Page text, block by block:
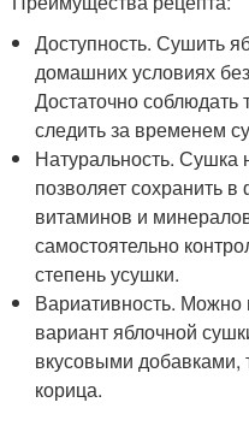
Доступность. Сушить
домашних условиях
Достаточно
следить за временем
Натуральность. Сушка
позволяет сохранить
витаминов и
самостоятельно
степень усушки.
Вариативность. Можно
вариант яблочной
вкусовыми добавками,
корица.